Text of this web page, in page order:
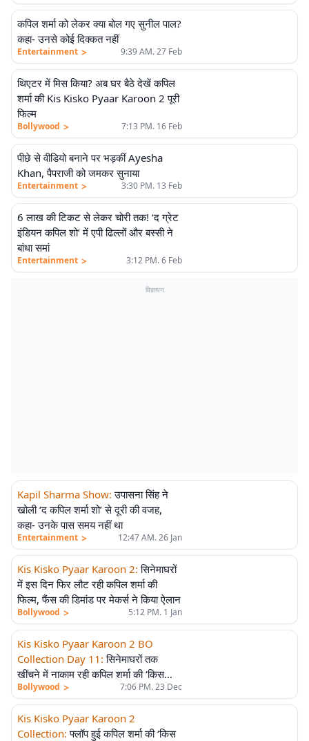
कपिल शर्मा को लेकर क्या बोल गए सुनील पाल?
कहा- उनसे कोई दिक्कत नहीं
Entertainment > 9:39 AM. 27 Feb
थिएटर में मिस किया? अब घर बैठे देखें कपिल
शर्मा की Kis Kisko Pyaar Karoon 2 पूरी
फिल्म
Bollywood > 7:13 PM. 16 Feb
पीछे से वीडियो बनाने पर भड़कीं Ayesha
Khan, पैपराजी को जमकर सुनाया
Entertainment > 3:30 PM. 13 Feb
6 लाख की टिकट से लेकर चोरी तक! ‘द ग्रेट
इंडियन कपिल शो’ में एपी ढिल्लों और बस्सी ने
बांधा समां
Entertainment > 3:12 PM. 6 Feb
विज्ञापन
Kapil Sharma Show: उपासना सिंह ने
खोली ‘द कपिल शर्मा शो’ से दूरी की वजह,
कहा- उनके पास समय नहीं था
Entertainment > 12:47 AM. 26 Jan
Kis Kisko Pyaar Karoon 2: सिनेमाघरों
में इस दिन फिर लौट रही कपिल शर्मा की
फिल्म, फैंस की डिमांड पर मेकर्स ने किया ऐलान
Bollywood > 5:12 PM. 1 Jan
Kis Kisko Pyaar Karoon 2 BO
Collection Day 11 : सिनेमाघरों तक
खींचने में नाकाम रही कपिल शर्मा की ‘किस
किस को प्यार करूं 2’, 11वें दिन भी नहीं दिखा
दम
Bollywood > 7:06 PM. 23 Dec
Kis Kisko Pyaar Karoon 2
Collection: फ्लॉप हुई कपिल शर्मा की ‘किस